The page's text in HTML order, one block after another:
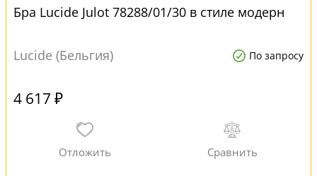
Бра Lucide Julot 78288/01/30 в стиле модерн
Lucide (Бельгия) По запросу
4 617 ₽